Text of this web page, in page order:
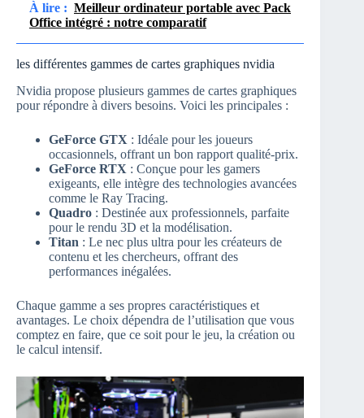
À lire : Meilleur ordinateur portable avec Pack
Office intégré : notre comparatif
les différentes gammes de cartes graphiques nvidia
Nvidia propose plusieurs gammes de cartes graphiques
pour répondre à divers besoins. Voici les principales :
GeForce GTX : Idéale pour les joueurs
occasionnels, offrant un bon rapport qualité-prix.
GeForce RTX : Conçue pour les gamers
exigeants, elle intègre des technologies avancées
comme le Ray Tracing.
Quadro : Destinée aux professionnels, parfaite
pour le rendu 3D et la modélisation.
Titan : Le nec plus ultra pour les créateurs de
contenu et les chercheurs, offrant des
performances inégalées.
Chaque gamme a ses propres caractéristiques et
avantages. Le choix dépendra de l’utilisation que vous
comptez en faire, que ce soit pour le jeu, la création ou
le calcul intensif.